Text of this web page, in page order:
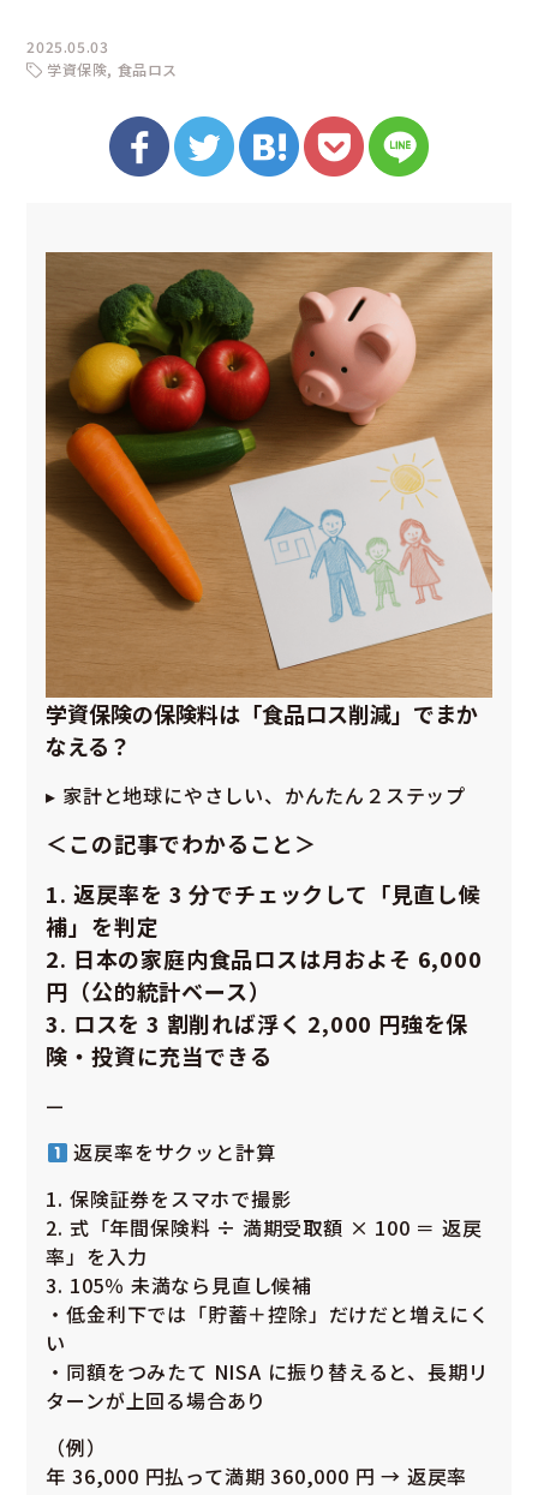
2025.05.03
学資保険 食品ロス
学資保険の保険料は「食品ロス削減」でまか
なえる？
▸ 家計と地球にやさしい、かんたん２ステップ
＜この記事でわかること＞
1. 返戻率を 3 分でチェックして「見直し候
補」を判定
2. 日本の家庭内食品ロスは月およそ 6,000
円（公的統計ベース）
3. ロスを 3 割削れば浮く 2,000 円強を保
険・投資に充当できる
—
返戻率をサクッと計算
1. 保険証券をスマホで撮影
2. 式「年間保険料 ÷ 満期受取額 × 100 ＝ 返戻
率」を入力
3. 105％ 未満なら見直し候補
・低金利下では「貯蓄＋控除」だけだと増えにく
い
・同額をつみたて NISA に振り替えると、長期リ
ターンが上回る場合あり
（例）
年 36,000 円払って満期 360,000 円 → 返戻率